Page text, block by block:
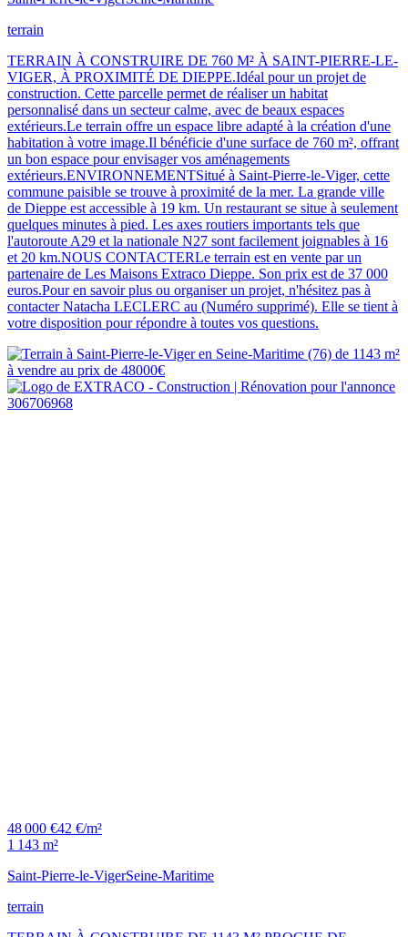
terrain
TERRAIN À CONSTRUIRE DE 760 M² À SAINT-PIERRE-LE-
VIGER, À PROXIMITÉ DE DIEPPE.Idéal pour un projet de
construction. Cette parcelle permet de réaliser un habitat
personnalisé dans un secteur calme, avec de beaux espaces
extérieurs.Le terrain offre un espace libre adapté à la création d'une
habitation à votre image.Il bénéficie d'une surface de 760 m², offrant
un bon espace pour envisager vos aménagements
extérieurs.ENVIRONNEMENTSitué à Saint-Pierre-le-Viger, cette
commune paisible se trouve à proximité de la mer. La grande ville
de Dieppe est accessible à 19 km. Un restaurant se situe à seulement
quelques minutes à pied. Les axes routiers importants tels que
l'autoroute A29 et la nationale N27 sont facilement joignables à 16
et 20 km.NOUS CONTACTERLe terrain est en vente par un
partenaire de Les Maisons Extraco Dieppe. Son prix est de 37 000
euros.Pour en savoir plus ou organiser un projet, n'hésitez pas à
contacter Natacha LECLERC au (Numéro supprimé). Elle se tient à
votre disposition pour répondre à toutes vos questions.
48 000 €42 €/m²
1 143 m²
Saint-Pierre-le-VigerSeine-Maritime
terrain